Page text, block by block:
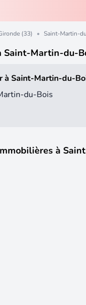
(33) • Saint-Martin-
Saint-Martin-du-
à Saint-Martin-du-
du-Bois
à